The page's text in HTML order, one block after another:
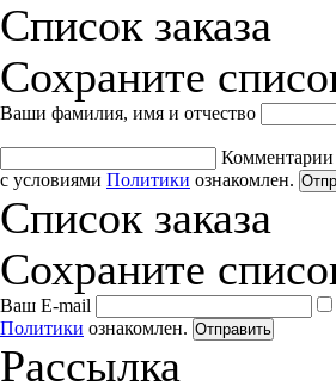
Список заказа
Сохраните
Ваши фамилия, имя и отчество
Комментарии
с условиями Политики ознакомлен.
Список заказа
Сохраните
Ваш E-mail
Политики ознакомлен. Отправить
Рассылка